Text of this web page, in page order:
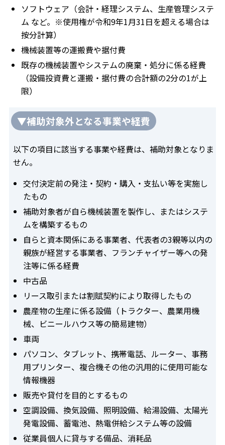
ソフトウェア（会計・経理システム、生産管理システ
ム など。※使用権が令和9年1月31日を超える場合は
按分計算）
機械装置等の運搬費や据付費
既存の機械装置やシステムの廃棄・処分に係る経費
（設備投資費と運搬・据付費の合計額の2分の1が上
限）
▼補助対象外となる事業や経費
以下の項目に該当する事業や経費は、補助対象となりま
せん。
交付決定前の発注・契約・購入・支払い等を実施し
たもの
補助対象者が自ら機械装置を製作し、またはシステ
ムを構築するもの
自らと資本関係にある事業者、代表者の3親等以内の
親族が経営する事業者、フランチャイザー等への発
注等に係る経費
中古品
リース取引または割賦契約により取得したもの
農産物の生産に係る設備（トラクター、農業用機
械、ビニールハウス等の簡易建物）
車両
パソコン、タブレット、携帯電話、ルーター、事務
用プリンター、複合機その他の汎用的に使用可能な
情報機器
販売や貸付を目的とするもの
空調設備、換気設備、照明設備、給湯設備、太陽光
発電設備、蓄電池、熱電併給システム等の設備
従業員個人に貸与する備品、消耗品